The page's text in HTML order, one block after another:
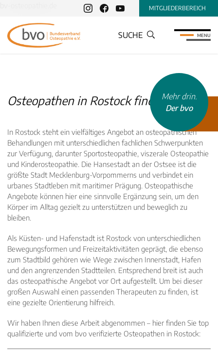
MITGLIEDERBEREICH
SUCHE MENU
Osteopathen in Rostock finden
In Rostock steht ein vielfältiges Angebot an osteopathischen
Behandlungen mit unterschiedlichen fachlichen Schwerpunkten
zur Verfügung, darunter Sportosteopathie, viszerale Osteopathie
und Kinderosteopathie. Die Hansestadt an der Ostsee ist die
größte Stadt Mecklenburg-Vorpommerns und verbindet ein
urbanes Stadtleben mit maritimer Prägung. Osteopathische
Angebote können hier eine sinnvolle Ergänzung sein, um den
Körper im Alltag gezielt zu unterstützen und beweglich zu
bleiben.
Als Küsten- und Hafenstadt ist Rostock von unterschiedlichen
Bewegungsformen und Freizeitaktivitäten geprägt, die ebenso
zum Stadtbild gehören wie Wege zwischen Innenstadt, Hafen
und den angrenzenden Stadtteilen. Entsprechend breit ist auch
das osteopathische Angebot vor Ort aufgestellt. Um bei dieser
großen Auswahl einen passenden Therapeuten zu finden, ist
eine gezielte Orientierung hilfreich.
Wir haben Ihnen diese Arbeit abgenommen – hier finden Sie top
qualifizierte und vom bvo verifizierte Osteopathen in Rostock:
Mehr drin.
Der bvo